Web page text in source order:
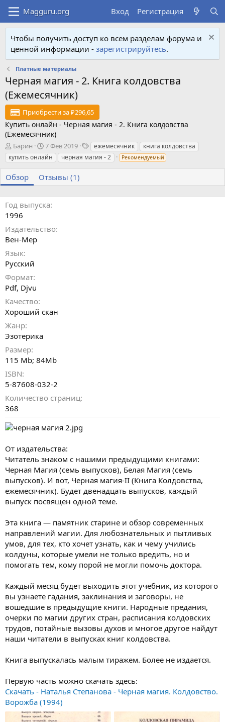
Вход Регистрация
Чтобы получить доступ ко всем разделам форума и
ценной информации - зарегистрируйтесь.
Платные материалы
Черная магия - 2. Книга колдовства
(Ежемесячник)
Приобрести за ₽296,65
Купить онлайн - Черная магия - 2. Книга колдовства
(Ежемесячник)
А
в
т
о
р
Барин
Д
а
т
с
д
н
7 Фев 2019
Т
е
г
ежемесячник
книга колдовства
купить онлайн
черная магия - 2 Рекомендуемый
Обзор Отзывы (1)
Год выпуска
1996
Издательство
Вен-Мер
Язык
Русский
Формат
Pdf, Djvu
Качество
Хороший скан
Жанр
Эзотерика
Размер
115 Mb; 84Mb
ISBN
5-87608-032-2
Количество страниц
368
От издательства:
Читатель знаком с нашими предыдущими книгами:
Черная Магия (семь выпусков), Белая Магия (семь
выпусков). И вот, Черная магия-II (Книга Колдовства,
ежемесячник). Будет двенадцать выпусков, каждый
выпуск посвящен одной теме.
Эта книга — памятник старине и обзор современных
направлений магии. Для любознательных и пытливых
умов, для тех, кто хочет узнать, как и чему учились
колдуны, которые умели не только вредить, но и
помогать тем, кому порой не могли помочь доктора.
Каждый месяц будет выходить этот учебник, из которого
вы узнаете гадания, заклинания и заговоры, не
вошедшие в предыдущие книги. Народные предания,
очерки по магии других стран, расписания колдовских
трудов, потайные вызовы духов и многое другое найдут
наши читатели в выпусках книг колдовства.
Книга выпускалась малым тиражем. Более не издается.
Первую часть можно скачать здесь:
Скачать - Наталья Степанова - Черная магия. Колдовство.
Ворожба (1994)